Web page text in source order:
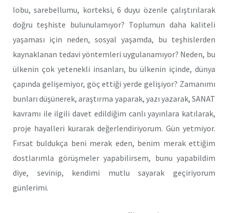
lobu, sarebellumu, korteksi, 6 duyu özenle çalıştırılarak
doğru teşhiste bulunulamıyor? Toplumun daha kaliteli
yaşaması için neden, sosyal yaşamda, bu teşhislerden
kaynaklanan tedavi yöntemleri uygulanamıyor? Neden, bu
ülkenin çok yetenekli insanları, bu ülkenin içinde, dünya
çapında gelişemiyor, göç ettiği yerde gelişiyor? Zamanımı
bunları düşünerek, araştırma yaparak, yazı yazarak, SANAT
kavramı ile ilgili davet edildiğim canlı yayınlara katılarak,
proje hayalleri kurarak değerlendiriyorum. Gün yetmiyor.
Fırsat buldukça beni merak eden, benim merak ettiğim
dostlarımla görüşmeler yapabilirsem, bunu yapabildim
diye, sevinip, kendimi mutlu sayarak geçiriyorum
günlerimi.